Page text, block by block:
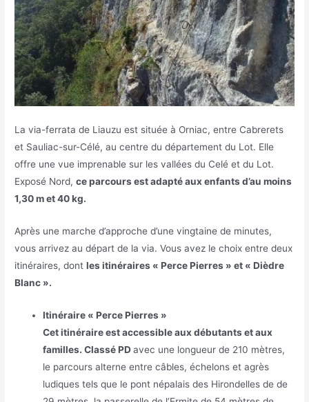
La via-ferrata de Liauzu est située à Orniac, entre Cabrerets
et Sauliac-sur-Célé, au centre du département du Lot. Elle
offre une vue imprenable sur les vallées du Celé et du Lot.
Exposé Nord,ce parcours est adapté aux enfants d’au moins
1,30 m et 40 kg.
Après une marche d’approche d’une vingtaine de minutes,
vous arrivez au départ de la via. Vous avez le choix entre deux
itinéraires, dontles itinéraires « Perce Pierres » et « Dièdre
Blanc ».
Itinéraire « Perce Pierres »
Cet itinéraire est accessible aux débutants et aux
familles. Classé PDavec une longueur de 210 mètres,
le parcours alterne entre câbles, échelons et agrès
ludiques tels que le pont népalais des Hirondelles de de